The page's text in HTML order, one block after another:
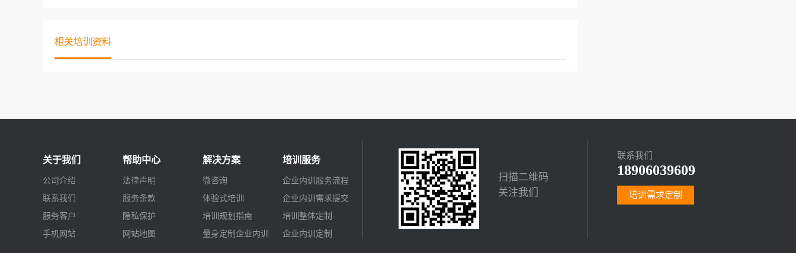
相关培训资料
关于我们
公司介绍
联系我们
服务客户
手机网站
帮助中心
法律声明
服务条款
隐私保护
网站地图
解决方案
微咨询
体验式培训
培训规划指南
量身定制企业内训
培训服务
企业内训服务流程
企业内训需求提交
培训整体定制
企业内训定制
扫描二维码
关注我们
联系我们
18906039609
培训需求定制